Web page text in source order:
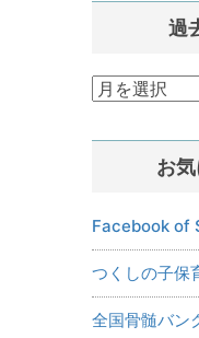
過
過
記
別)
お
Facebook of
つくしの子保
全国骨髄バン